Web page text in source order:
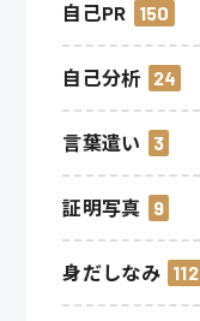
自己PR 150
自己分析 24
言葉遣い 3
証明写真 9
身だしなみ 112